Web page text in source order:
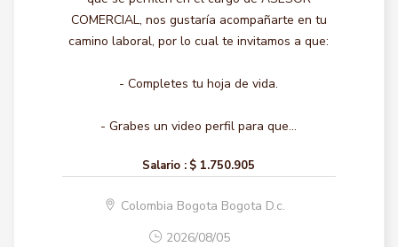
COMERCIAL, nos gustaría acompañarte en tu
camino laboral, por lo cual te invitamos a que:
- Completes tu hoja de vida.
- Grabes un video perfil para que...
Salario : $ 1.750.905
Colombia Bogota Bogota D.c.
2026/08/05